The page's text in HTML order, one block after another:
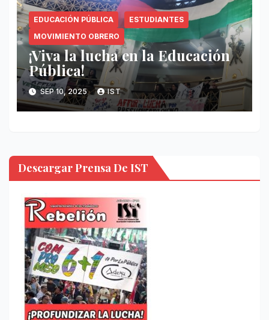
EDUCACIÓN PÚBLICA
ESTUDIANTES
MOVIMIENTO OBRERO
¡Viva la lucha en la Educación
Pública!
SEP 10, 2025 IST
Descargar Prensa De IST